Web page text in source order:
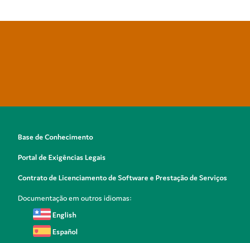
Base de Conhecimento
Portal de Exigências Legais
Contrato de Licenciamento de Software e Prestação de Serviços
Documentação em outros idiomas:
English
Español